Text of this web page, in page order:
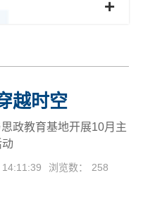
+
越时空
政教育基地开展10月主
浏览数： 258